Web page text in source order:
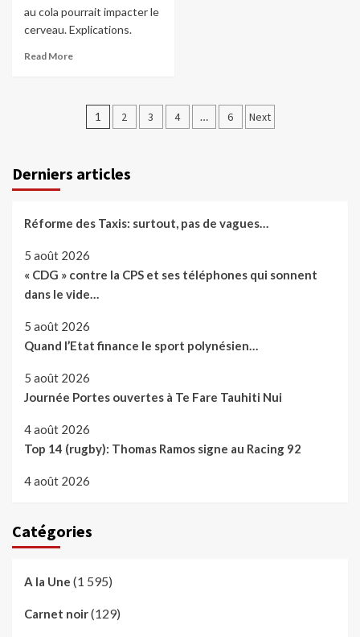
au cola pourrait impacter le
cerveau. Explications.
Read More
Pagination
publications
1 2 3 4 … 6 Next
Derniers articles
Réforme des Taxis: surtout, pas de vagues…
5 août 2026
« CDG » contre la CPS et ses téléphones qui sonnent
dans le vide…
5 août 2026
Quand l’Etat finance le sport polynésien…
5 août 2026
Journée Portes ouvertes à Te Fare Tauhiti Nui
4 août 2026
Top 14 (rugby): Thomas Ramos signe au Racing 92
4 août 2026
Catégories
A la Une (1 595)
Carnet noir(129)